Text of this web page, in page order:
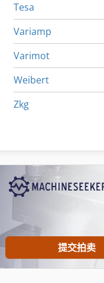
Tesa
Variamp
Varimot
Weibert
Zkg
金属 探测 器
提交拍卖